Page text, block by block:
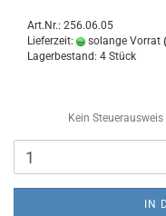
Art.Nr.: 256.06.05
Lieferzeit:
solange Vorrat
Lagerbestand: 4 Stück
Kein
IN